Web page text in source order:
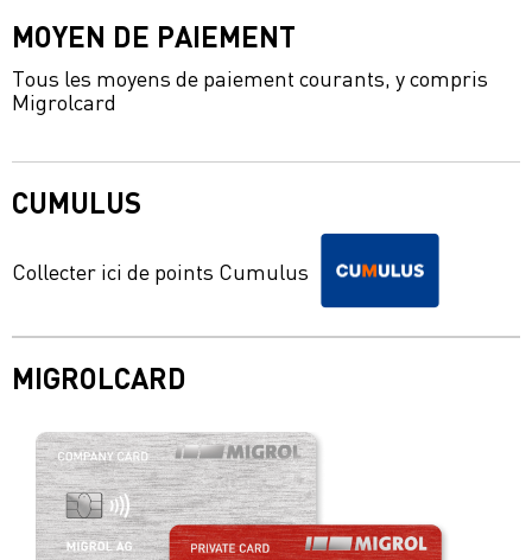
MOYEN DE PAIEMENT
Tous les moyens de paiement courants, y compris
Migrolcard
CUMULUS
Collecter ici de points Cumulus
MIGROLCARD